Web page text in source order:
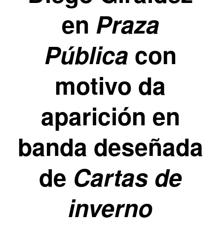
en Praza
Pública con
motivo da
aparición en
banda deseñada
de Cartas de
inverno